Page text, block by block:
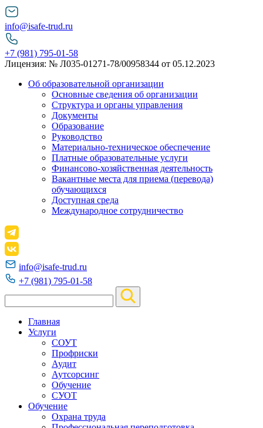
info@isafe-trud.ru
+7 (981) 795-01-58
Лицензия: № Л035-01271-78/00958344 от 05.12.2023
Об образовательной организации
Основные сведения об организации
Структура и органы управления
Документы
Образование
Руководство
Материально-техническое обеспечение
Платные образовательные услуги
Финансово-хозяйственная деятельность
Вакантные места для приема (перевода)
обучающихся
Доступная среда
Международное сотрудничество
info@isafe-trud.ru
+7 (981) 795-01-58
Главная
Услуги
СОУТ
Профриски
Аудит
Аутсорсинг
Обучение
СУОТ
Обучение
Охрана труда